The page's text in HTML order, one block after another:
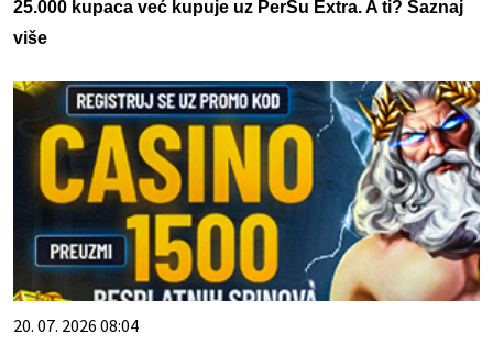
25.000 kupaca već kupuje uz PerSu Extra. A ti? Saznaj
više
20. 07. 2026 08:04